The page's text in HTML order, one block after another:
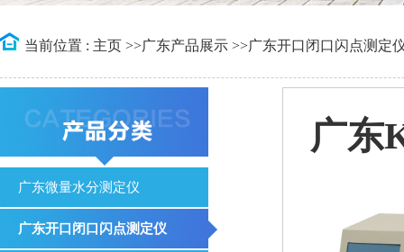
当前位置 : 主页 >>广东产品展示 >>广东开口闭口闪点测定
广东微量水分测定仪
广东开口闭口闪点测定仪
广东